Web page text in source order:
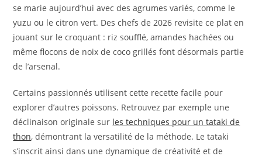
se marie aujourd’hui avec des agrumes variés, comme le
yuzu ou le citron vert. Des chefs de 2026 revisite ce plat en
jouant sur le croquant : riz soufflé, amandes hachées ou
même flocons de noix de coco grillés font désormais partie
de l’arsenal.
Certains passionnés utilisent cette recette facile pour
explorer d’autres poissons. Retrouvez par exemple une
déclinaison originale sur les techniques pour un tataki de
thon, démontrant la versatilité de la méthode. Le tataki
s’inscrit ainsi dans une dynamique de créativité et de